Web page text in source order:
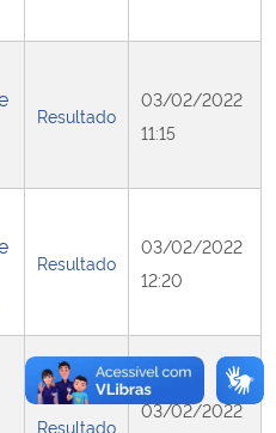
Resultado
03/02/2022
11:15
Resultado
03/02/2022
12:20
Resultado
03/02/2022